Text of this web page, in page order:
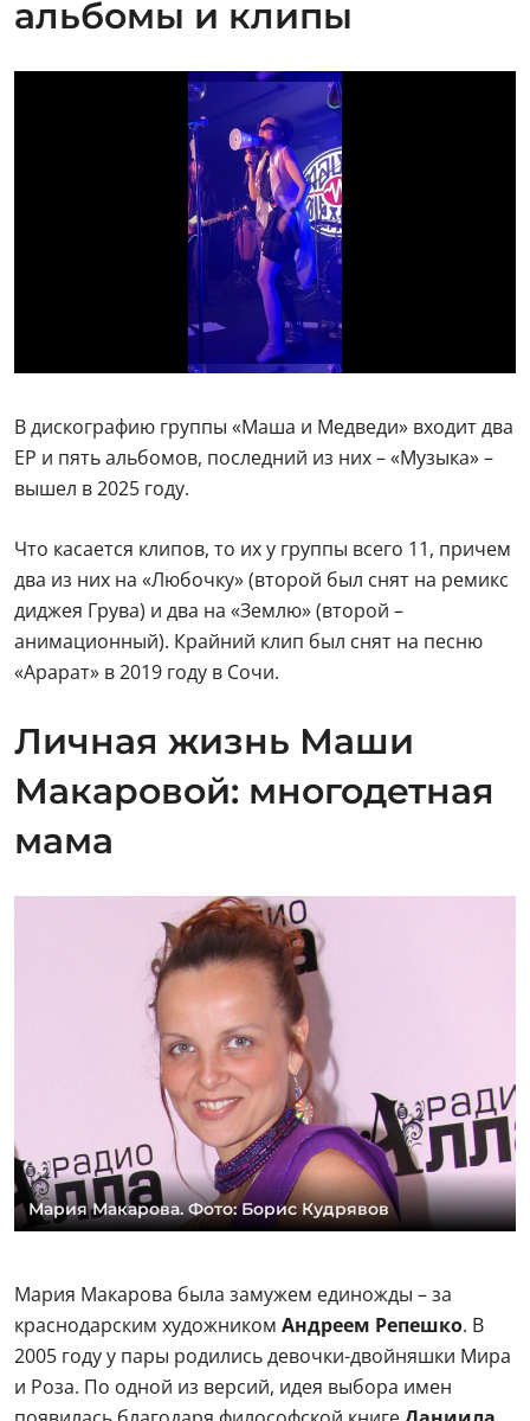
альбомы и клипы
В дискографию группы «Маша и Медведи» входит два
ЕР и пять альбомов, последний из них – «Музыка» –
вышел в 2025 году.
Что касается клипов, то их у группы всего 11, причем
два из них на «Любочку» (второй был снят на ремикс
диджея Грува) и два на «Землю» (второй –
анимационный). Крайний клип был снят на песню
«Арарат» в 2019 году в Сочи.
Личная жизнь Маши
Макаровой: многодетная
мама
Мария Макарова. Фото: Борис Кудрявов
Мария Макарова была замужем единожды – за
краснодарским художником Андреем Репешко. В
2005 году у пары родились девочки-двойняшки Мира
и Роза. По одной из версий, идея выбора имен